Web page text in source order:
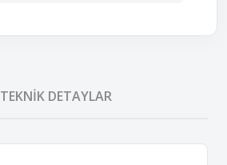
TEKNIK DETAYLAR